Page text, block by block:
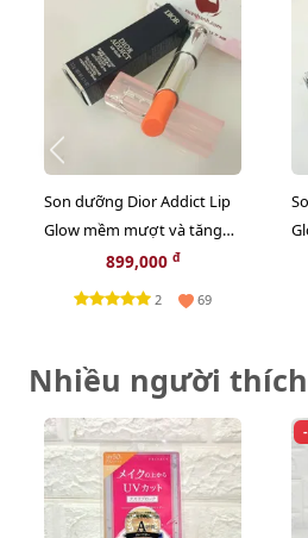
Son dưỡng Dior Addict Lip
Glow mềm mượt và tăng
sắc môi, #004 Coral - cam tự
nhiên (New)
899,000 đ
2 69
Nhiều người thích